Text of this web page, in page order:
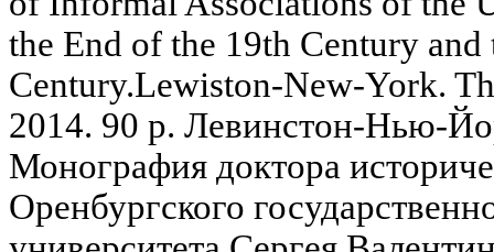
the End of the 19th Century
Century.Lewiston-New-York.
2014. 90 p. Левинстон-Нью-
Монография доктора
Оренбургского